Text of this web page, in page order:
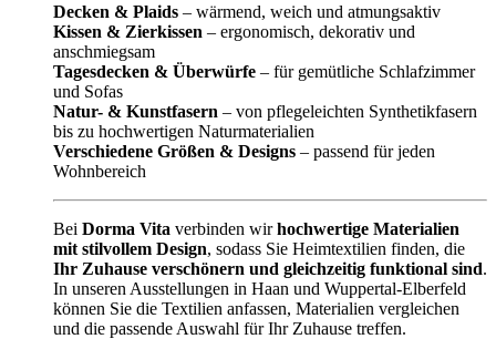
Decken & Plaids – wärmend, weich und atmungsaktiv
Kissen & Zierkissen – ergonomisch, dekorativ und
anschmiegsam
Tagesdecken & Überwürfe – für gemütliche Schlafzimmer
und Sofas
Natur- & Kunstfasern – von pflegeleichten Synthetikfasern
bis zu hochwertigen Naturmaterialien
Verschiedene Größen & Designs – passend für jeden
Wohnbereich
Bei Dorma Vita verbinden wirhochwertige Materialien
mit stilvollem Design, sodass Sie Heimtextilien finden, die
Ihr Zuhause verschönern und gleichzeitig funktional sind.
In unseren Ausstellungen in Haan und Wuppertal-Elberfeld
können Sie die Textilien anfassen, Materialien vergleichen
und die passende Auswahl für Ihr Zuhause treffen.